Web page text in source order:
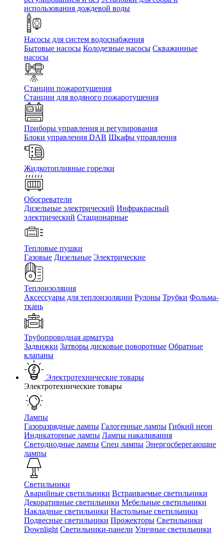
использования дождевой воды
Насосы для систем водоснабжения
Бытовые насосы Колодезные насосы Скважинные
насосы
Станции пожаротушения
Станции для водяного пожаротушения
Приборы управления и регулирования
Блоки управления DAB Шкафы управления
Жидкотопливные горелки
Обогреватели
Дизельные электрический Инфракрасный
электрический Стационарные
Тепловые пушки
Газовые Дизельные Электрические
Теплоизоляция
Аксессуары для теплоизоляции Рулоны Трубки Фольма-
ткань
Трубопроводная арматура
Задвижки Затворы дисковые поворотные Обратные
клапаны
Электротехнические товары
Электротехнические товары
Лампы
Газоразрядные лампы Галогенные лампы Гибкий неон
Индикаторные лампы Лампы накаливания
Светодиодные лампы Спец лампы Энергосберегающие
лампы
Светильники
Аварийные светильники Встраиваемые светильники
Декоративные светильники Мебельные светильники
Накладные светильники Настольные светильники
Подвесные светильники Прожекторы Светильники
Downlight Светильники-панели Уличные светильники